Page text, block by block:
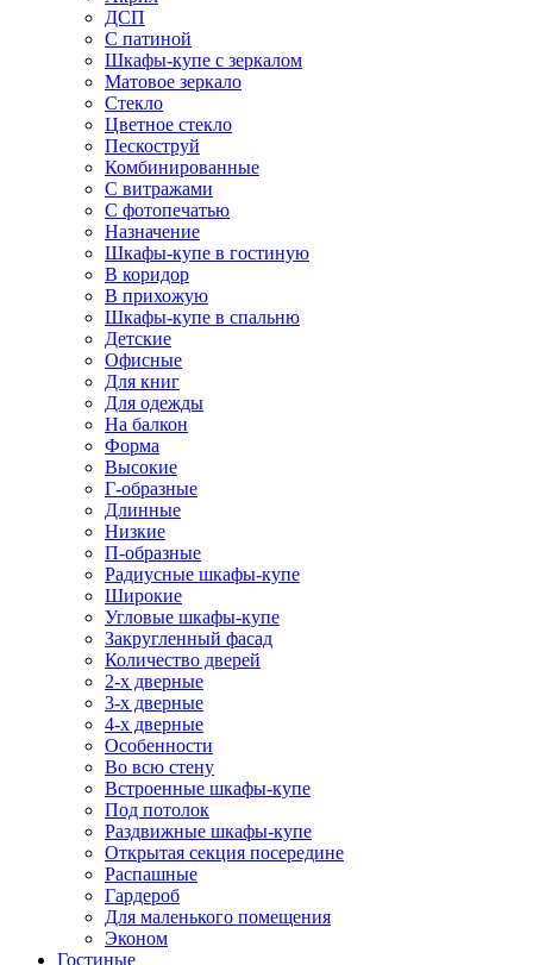
ДСП
С патиной
Шкафы-купе с зеркалом
Матовое зеркало
Стекло
Цветное стекло
Пескоструй
Комбинированные
С витражами
С фотопечатью
Назначение
Шкафы-купе в гостиную
В коридор
В прихожую
Шкафы-купе в спальню
Детские
Офисные
Для книг
Для одежды
На балкон
Форма
Высокие
Г-образные
Длинные
Низкие
П-образные
Радиусные шкафы-купе
Широкие
Угловые шкафы-купе
Закругленный фасад
Количество дверей
2-х дверные
3-х дверные
4-х дверные
Особенности
Во всю стену
Встроенные шкафы-купе
Под потолок
Раздвижные шкафы-купе
Открытая секция посередине
Распашные
Гардероб
Для маленького помещения
Эконом
Гостиные